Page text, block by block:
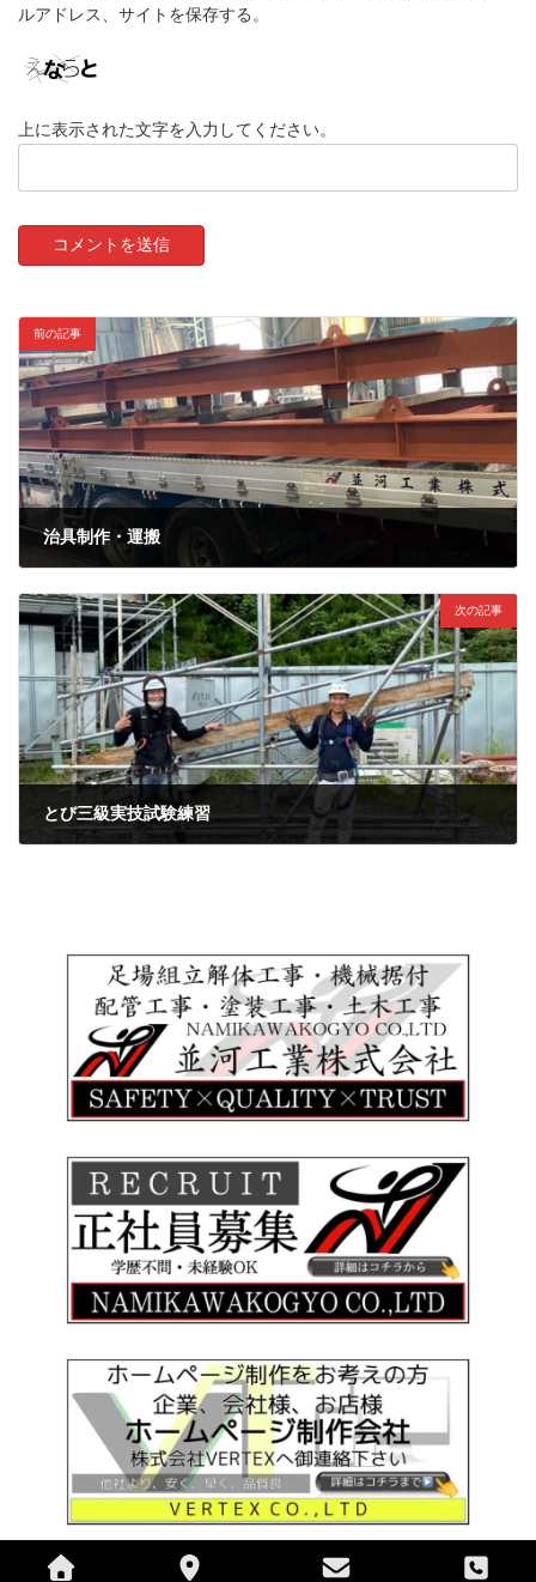
ルアドレス、サイトを保存する。
上に表示された文字を入力してください。
前の記事
治具制作・運搬
次の記事
とび三級実技試験練習